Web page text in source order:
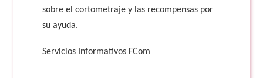
sobre el cortometraje y las recompensas por
su ayuda.
Servicios Informativos FCom